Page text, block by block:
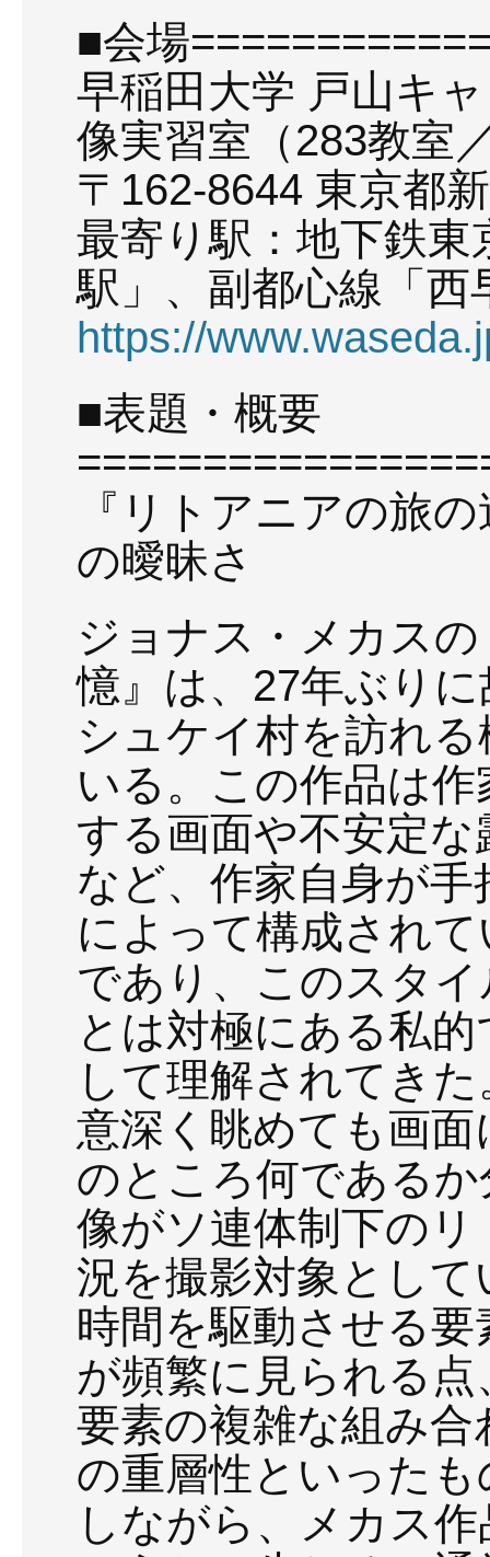
■会場
早稲田大学 戸山キ
像実習室（283教室
〒162-8644 東京都
最寄り駅：地下鉄
駅」、副都心線「西
https://
■表題・概要
『リトアニアの旅
の曖昧さ
ジョナス・メカス
憶』は、27年ぶり
シュケイ村を訪れ
いる。この作品は
する画面や不安定
など、作家自身が
によって構成され
であり、このスタ
とは対極にある私
して理解されてき
意深く眺めても画
のところ何である
像がソ連体制下の
況を撮影対象とし
時間を駆動させる
が頻繁に見られる
要素の複雑な組み
の重層性といった
しながら、メカス